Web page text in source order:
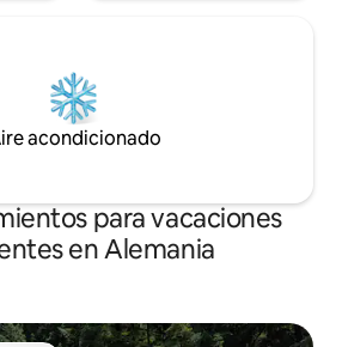
acondicionado
para vacaciones
en Alemania